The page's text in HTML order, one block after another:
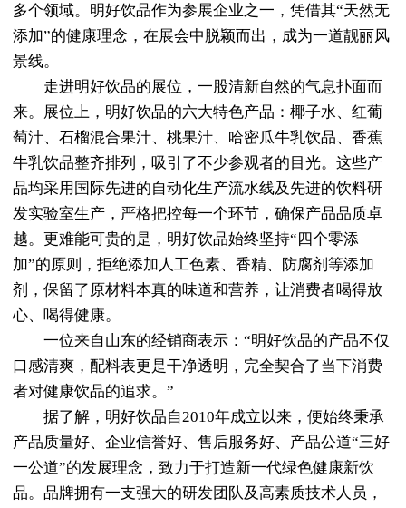
多个领域。明好饮品作为参展企业之一，凭借其“天然无
添加”的健康理念，在展会中脱颖而出，成为一道靓丽风
景线。
走进明好饮品的展位，一股清新自然的气息扑面而
来。展位上，明好饮品的六大特色产品：椰子水、红葡
萄汁、石榴混合果汁、桃果汁、哈密瓜牛乳饮品、香蕉
牛乳饮品整齐排列，吸引了不少参观者的目光。这些产
品均采用国际先进的自动化生产流水线及先进的饮料研
发实验室生产，严格把控每一个环节，确保产品品质卓
越。更难能可贵的是，明好饮品始终坚持“四个零添
加”的原则，拒绝添加人工色素、香精、防腐剂等添加
剂，保留了原材料本真的味道和营养，让消费者喝得放
心、喝得健康。
一位来自山东的经销商表示：“明好饮品的产品不仅
口感清爽，配料表更是干净透明，完全契合了当下消费
者对健康饮品的追求。”
据了解，明好饮品自2010年成立以来，便始终秉承
产品质量好、企业信誉好、售后服务好、产品公道“三好
一公道”的发展理念，致力于打造新一代绿色健康新饮
品。品牌拥有一支强大的研发团队及高素质技术人员，